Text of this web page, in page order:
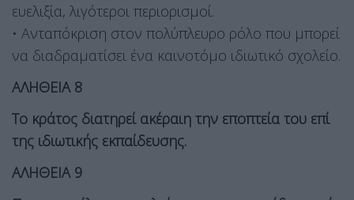
ευελιξία, λιγότεροι περιορισμοί.
• Ανταπόκριση στον πολύπλευρο ρόλο που μπορεί
να διαδραματίσει ένα καινοτόμο ιδιωτικό σχολείο.
ΑΛΗΘΕΙΑ 8
Το κράτος διατηρεί ακέραιη την εποπτεία του επί
της ιδιωτικής εκπαίδευσης.
ΑΛΗΘΕΙΑ 9